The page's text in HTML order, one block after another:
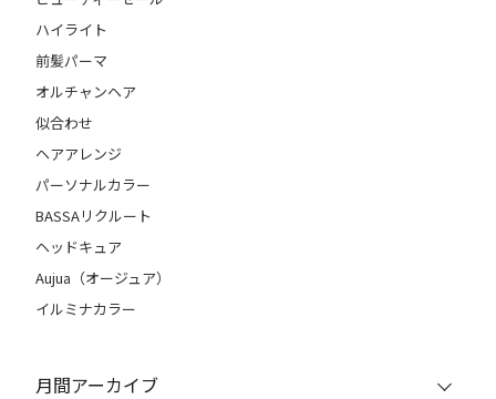
ハイライト
前髪パーマ
オルチャンヘア
似合わせ
ヘアアレンジ
パーソナルカラー
BASSAリクルート
ヘッドキュア
Aujua（オージュア）
イルミナカラー
月間アーカイブ